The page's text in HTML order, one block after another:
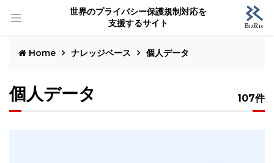
世界のプライバシー保護規制対応を
支援するサイト
Home ナレッジベース 個人データ
個人データ 107件